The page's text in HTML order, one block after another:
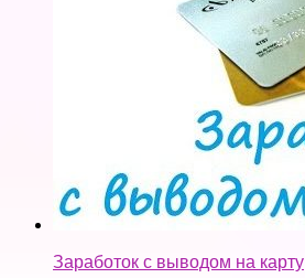
Заработок с выводом на карту